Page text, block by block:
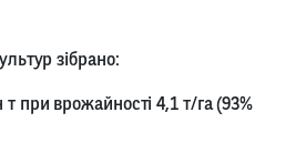
зібрано:
при врожайності 4,1 т/га (93%